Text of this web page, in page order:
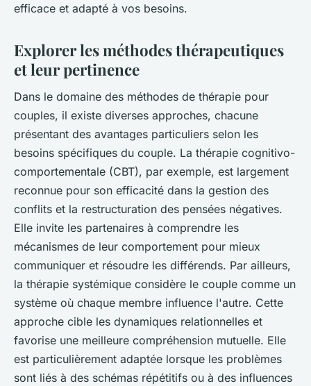
efficace et adapté à vos besoins.
Explorer les méthodes thérapeutiques
et leur pertinence
Dans le domaine des méthodes de thérapie pour
couples, il existe diverses approches, chacune
présentant des avantages particuliers selon les
besoins spécifiques du couple. La thérapie cognitivo-
comportementale (CBT), par exemple, est largement
reconnue pour son efficacité dans la gestion des
conflits et la restructuration des pensées négatives.
Elle invite les partenaires à comprendre les
mécanismes de leur comportement pour mieux
communiquer et résoudre les différends. Par ailleurs,
la thérapie systémique considère le couple comme un
système où chaque membre influence l'autre. Cette
approche cible les dynamiques relationnelles et
favorise une meilleure compréhension mutuelle. Elle
est particulièrement adaptée lorsque les problèmes
sont liés à des schémas répétitifs ou à des influences